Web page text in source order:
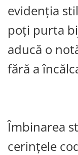
evidenția
poți purta
aducă o
fără a
Îmbinarea
cerințele